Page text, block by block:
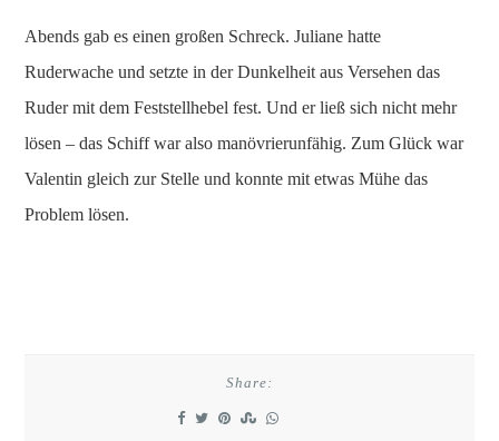
Abends gab es einen großen Schreck. Juliane hatte
Ruderwache und setzte in der Dunkelheit aus Versehen das
Ruder mit dem Feststellhebel fest. Und er ließ sich nicht mehr
lösen – das Schiff war also manövrierunfähig. Zum Glück war
Valentin gleich zur Stelle und konnte mit etwas Mühe das
Problem lösen.
Share: